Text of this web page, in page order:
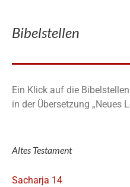
Bibelstellen
Ein Klick auf die
in der Übersetzung „Neues
Altes Testament
Sacharja 14